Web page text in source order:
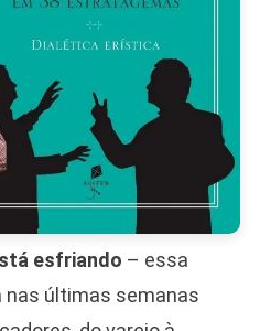
esfriando – essa
nas últimas semanas